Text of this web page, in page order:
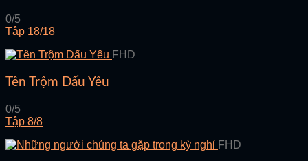
0/5
Tập 18/18
FHD
Tên Trộm Dấu Yêu
0/5
Tập 8/8
FHD